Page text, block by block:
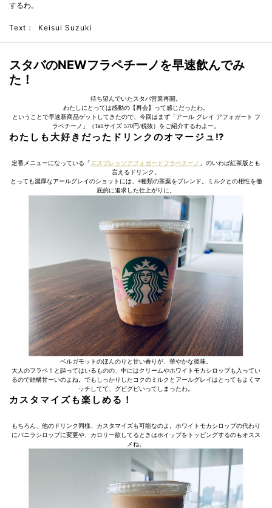
するわ。
Text： Keisui Suzuki
スタバのNEWフラペチーノを早速飲んでみ
た！
待ち望んでいたスタバ営業再開。
わたしにとっては感動の【再会】って感じだったわ。
ということで早速新商品ゲットしてきたので、今回はまず「アール グレイ アフォガート フ
ラペチーノ」（Tallサイズ 570円/税抜）をご紹介するわよー。
わたしも大好きだったドリンクのオマージュ⁉︎
定番メニューになっている「エスプレッソアフォガードフラペチーノ 」のいわば紅茶版とも
言えるドリンク。
とっても濃厚なアールグレイのショットには、4種類の茶葉をブレンド。ミルクとの相性を徹
底的に追求した仕上がりに。
ベルガモットのほんのりと甘い香りが、華やかな後味。
大人のフラペ！と謳ってはいるものの、中にはクリームやホワイトモカシロップも入ってい
るので結構甘ーいのよね。でもしっかりしたコクのミルクとアールグレイはとってもよくマ
ッチしてて、グビグビいってしまったわ。
カスタマイズも楽しめる！
もちろん、他のドリンク同様、カスタマイズも可能なのよ。ホワイトモカシロップの代わり
にバニラシロップに変更や、カロリー欲してるときはホイップをトッピングするのもオスス
メね。